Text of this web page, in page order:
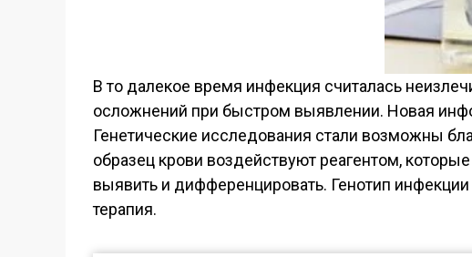
В то далекое время инфекция считалась
осложнений при быстром выявлении. Новая
Генетические исследования стали возможны
образец крови воздействуют реагентом,
выявить и дифференцировать. Генотип
терапия.